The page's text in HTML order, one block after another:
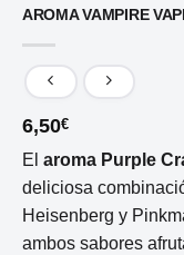
AROMA VAMPIRE
6,50€
El aroma Purple
deliciosa
Heisenberg y
ambos sabores